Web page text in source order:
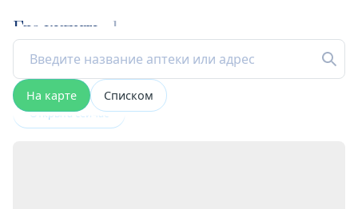
Где купить 1
На карте Списком
Открыта сейчас